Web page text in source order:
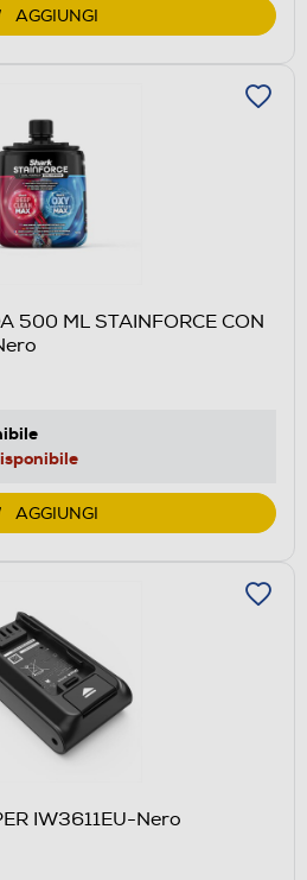
AGGIUNGI
500 ML STAINFORCE CON
AGGIUNGI
IW3611EU-Nero